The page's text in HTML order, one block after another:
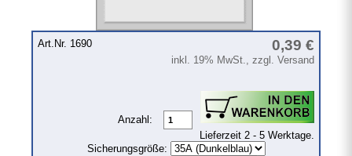
Art.Nr. 1690 0,39 €
inkl. 19% MwSt., zzgl. Versand
Anzahl:
Lieferzeit 2 - 5 Werktage.
Sicherungsgröße: